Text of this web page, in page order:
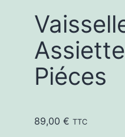
Piéces
89,00 € TTC